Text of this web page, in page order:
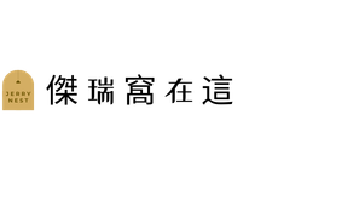
主
要